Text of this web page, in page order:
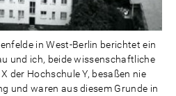
in West-Berlin berichtet ein
und ich, beide wissenschaftliche
der Hochschule Y, besaßen nie
und waren aus diesem Grunde in